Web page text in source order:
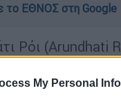
My Personal
το ΕΘΝΟΣ στη Google
Ρόι (Arundhati
σχόλιο που